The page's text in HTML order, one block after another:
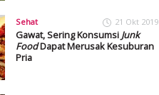
Sehat 21 Okt 2019
Gawat, Sering Konsumsi Junk
FoodDapat Merusak Kesuburan
Pria